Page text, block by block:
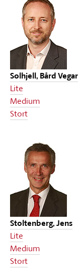
Solhjell, Bård Vegar
Lite
Medium
Stort
Stoltenberg, Jens
Lite
Medium
Stort